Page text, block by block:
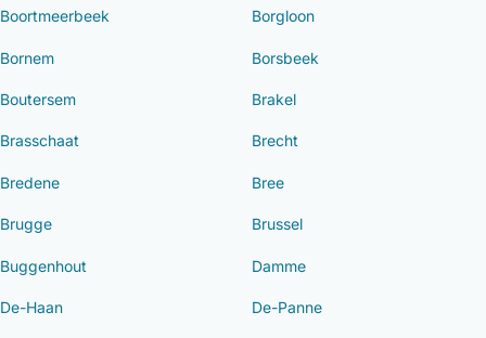
Boortmeerbeek Borgloon
Bornem Borsbeek
Boutersem Brakel
Brasschaat Brecht
Bredene Bree
Brugge Brussel
Buggenhout Damme
De-Haan De-Panne